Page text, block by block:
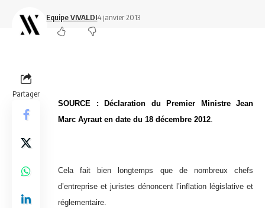
Equipe VIVALDI4 janvier 2013
Partager
SOURCE : Déclaration du Premier Ministre Jean
Marc Ayraut en date du 18 décembre 2012.
Cela fait bien longtemps que de nombreux chefs
d’entreprise et juristes dénoncent l’inflation législative et
réglementaire.